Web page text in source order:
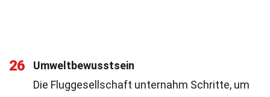
26
Umweltbewusstsein
Die Fluggesellschaft unternahm Schritte, um